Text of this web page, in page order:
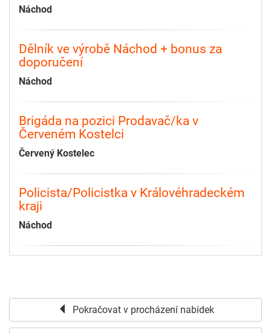
Náchod
Dělník ve výrobě Náchod + bonus za
doporučení
Náchod
Brigáda na pozici Prodavač/ka v
Červeném Kostelci
Červený Kostelec
Policista/Policistka v Královéhradeckém
kraji
Náchod
Pokračovat v procházení nabídek